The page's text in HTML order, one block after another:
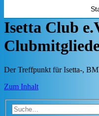
Isetta Club
Der Treffpunkt für Isetta-,
Zum Inhalt